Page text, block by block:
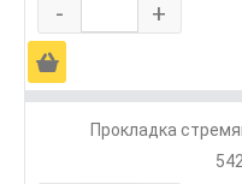
- +
Ä
Прокладка